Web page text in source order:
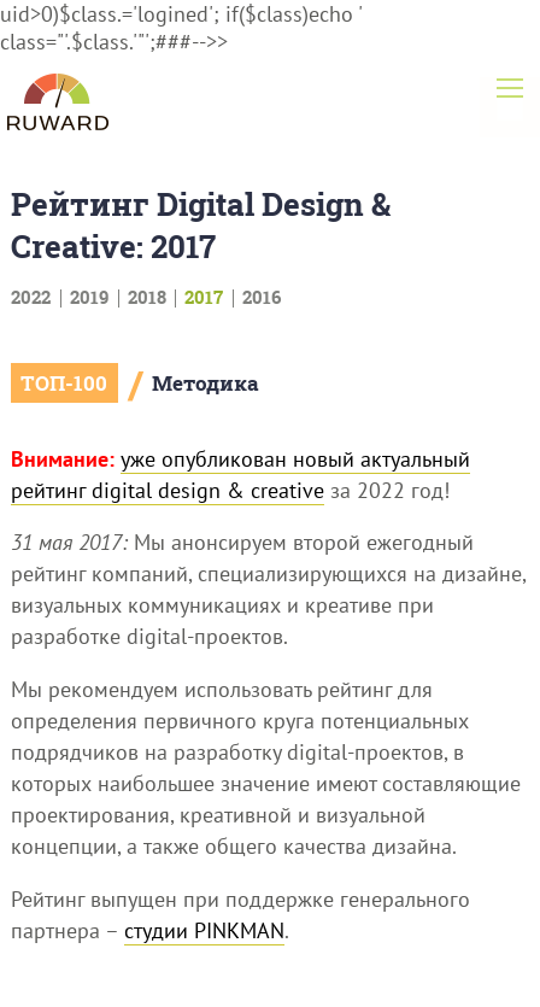
uid>0)$class.='logined'; if($class)echo '
class="'.$class.'"';###-->>
Рейтинг Digital Design &
Creative: 2017
2022 2019 2018 2017 2016
ТОП-100 / Методика
Внимание: уже опубликован новый актуальный
рейтинг digital design & creativeза 2022 год!
31 мая 2017:Мы анонсируем второй ежегодный
рейтинг компаний, специализирующихся на дизайне,
визуальных коммуникациях и креативе при
разработке digital-проектов.
Мы рекомендуем использовать рейтинг для
определения первичного круга потенциальных
подрядчиков на разработку digital-проектов, в
которых наибольшее значение имеют составляющие
проектирования, креативной и визуальной
концепции, а также общего качества дизайна.
Рейтинг выпущен при поддержке генерального
партнера – студии PINKMAN.